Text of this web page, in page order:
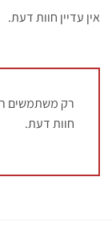
אין עדיין חוות דעת.
רק משתמשים
חוות דעת.